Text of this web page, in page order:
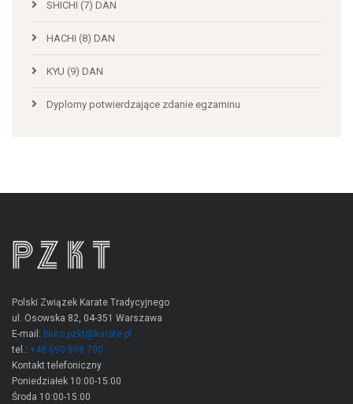
SHICHI (7) DAN
HACHI (8) DAN
KYU (9) DAN
Dyplomy potwierdzające zdanie egzaminu
Polski Związek Karate Tradycyjnego
ul. Osowska 82, 04-351 Warszawa
E-mail: biuro.pzkt@karate.pl
tel.: +48 690 598 700
Kontakt telefoniczny
Poniedziałek 10:00-15:00
Środa 10:00-15:00